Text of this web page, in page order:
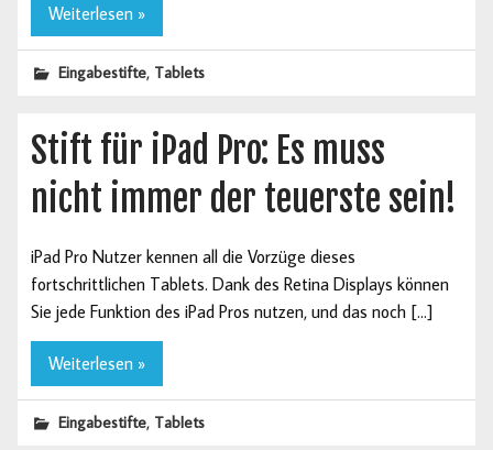
Weiterlesen »
Eingabestifte, Tablets
Stift für iPad Pro: Es muss
nicht immer der teuerste sein!
iPad Pro Nutzer kennen all die Vorzüge dieses
fortschrittlichen Tablets. Dank des Retina Displays können
Sie jede Funktion des iPad Pros nutzen, und das noch […]
Weiterlesen »
Eingabestifte, Tablets